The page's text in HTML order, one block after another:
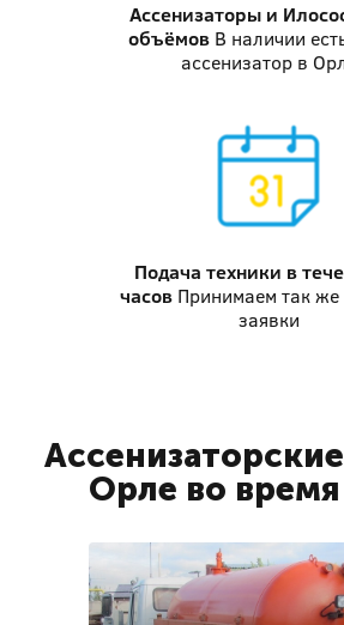
Ассенизаторы и
объёмов В наличии
ассенизатор в
Подача техники в
часов Принимаем так
заявки
Орле во